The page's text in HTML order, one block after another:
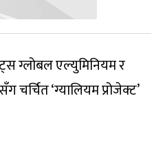
ग्लोबल एल्युमिनियम र
‘ग्यालियम प्रोजेक्ट’